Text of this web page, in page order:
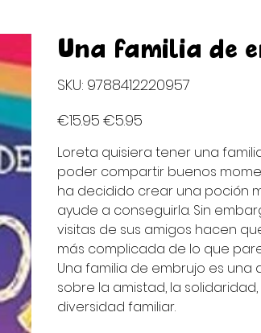
Una familia de
SKU: 9788412220957
9788412220957
price
€15.95 price
€5.95
Loreta quisiera tener una
poder compartir buenos
ha decidido crear una poción
ayude a conseguirla. Sin
visitas de sus amigos hacen
más complicada de lo que
Una familia de embrujo es una
sobre la amistad, la
diversidad familiar.